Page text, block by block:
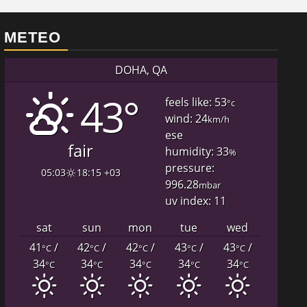
METEO
DOHA, QA
43°
fair
05:03 18:15 +03
feels like: 53°c
wind: 24km/h
ese
humidity: 33%
pressure:
996.28mbar
uv index: 11
sat
sun mon tue
wed
41°C/
34°C
42°C/
34°C
42°C/
34°C
43°C/
34°C
43°C/
34°C